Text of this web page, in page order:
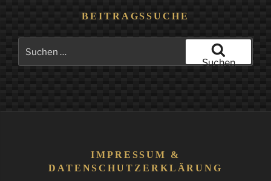
BEITRAGSSUCHE
nach:
Suchen
IMPRESSUM &
DATENSCHUTZERKLÄRUNG